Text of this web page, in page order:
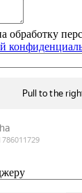
обработку